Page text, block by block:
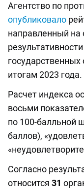
Агентство по
опубликовало
направленный на
государственных
итогам 2023 года.
Расчет индекса
восьми
по 100-балльной
баллов),
Согласно
относится 31